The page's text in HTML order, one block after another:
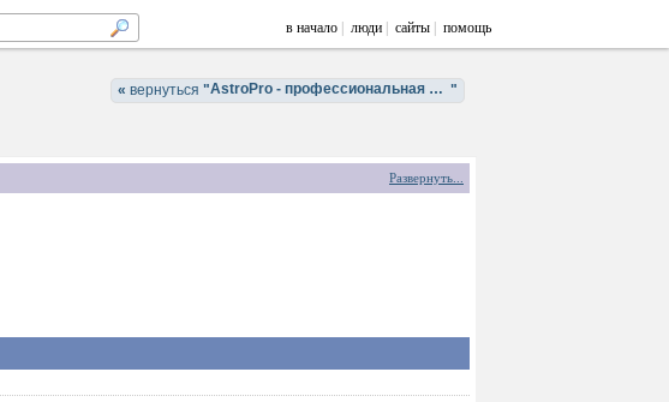
в начало люди сайты помощь
« вернуться " AstroPro - профессиональная астрология. Обучение и консультации. "
Развернуть...